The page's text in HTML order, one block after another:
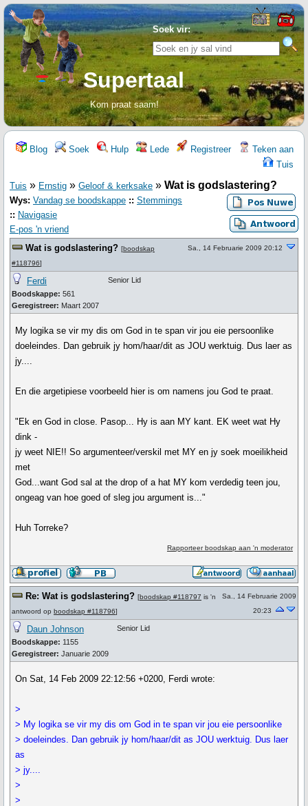
Soek vir:
Supertaal
Kom praat saam!
Blog Soek Hulp Lede Registreer
Teken aan
Tuis
Tuis » Ernstig » Geloof & kerksake » Wat is godslastering?
Wys: Vandag se boodskappe :: Stemmings
:: Navigasie
E-pos 'n vriend
Wat is godslastering? [boodskap
#118796]
Sa., 14 Februarie 2009 20:12
Ferdi
Boodskappe: 561
Geregistreer: Maart 2007
Senior Lid
My logika se vir my dis om God in te span vir jou eie persoonlike
doeleindes. Dan gebruik jy hom/haar/dit as JOU werktuig. Dus laer as
jy....
En die argetipiese voorbeeld hier is om namens jou God te praat.
"Ek en God in close. Pasop... Hy is aan MY kant. EK weet wat Hy
dink -
jy weet NIE!! So argumenteer/verskil met MY en jy soek moeilikheid
met
God...want God sal at the drop of a hat MY kom verdedig teen jou,
ongeag van hoe goed of sleg jou argument is..."
Huh Torreke?
Rapporteer boodskap aan 'n moderator
Re: Wat is godslastering? [boodskap #118797 is 'n
antwoord op boodskap #118796]
Sa., 14 Februarie 2009
20:23
Daun Johnson
Boodskappe: 1155
Geregistreer: Januarie 2009
Senior Lid
On Sat, 14 Feb 2009 22:12:56 +0200, Ferdi wrote:
>
> My logika se vir my dis om God in te span vir jou eie persoonlike
> doeleindes. Dan gebruik jy hom/haar/dit as JOU werktuig. Dus laer
as
> jy....
>
>